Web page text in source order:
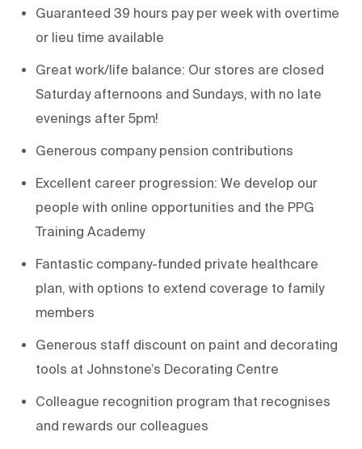
Guaranteed 39 hours pay per week with overtime
or lieu time available
Great work/life balance: Our stores are closed
Saturday afternoons and Sundays, with no late
evenings after 5pm!
Generous company pension contributions
Excellent career progression: We develop our
people with online opportunities and the PPG
Training Academy
Fantastic company-funded private healthcare
plan, with options to extend coverage to family
members
Generous staff discount on paint and decorating
tools at Johnstone’s Decorating Centre
Colleague recognition program that recognises
and rewards our colleagues